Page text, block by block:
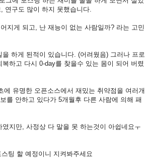
연구도 많이 하지 못했습니다.
지게 되고, 난 재능이 없는 사람일까? 라는 고민
하게 된적이 있습니다. (어려웠음) 그러나 프로
하고 다시 0-day를 찾을수 있는 몸이 되어 버렸
유명한 오픈소스에서 재밌는 취약점을 여러개
를 안하고 있다가 5개월후 다른 사람에 의해 패
지만, 사정상 다 말을 못 하는것이 아쉽네요ㅜ
팅 할 예정이니 지켜봐주세요